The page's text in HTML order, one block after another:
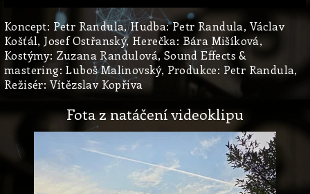
Koncept: Petr Randula, Hudba: Petr Randula, Václav
Košťál, Josef Ostřanský, Herečka: Bára Mišíková,
Kostýmy: Zuzana Randulová, Sound Effects &
mastering: Luboš Malinovský, Produkce: Petr Randula,
Režisér: Vítězslav Kopřiva
Fota z natáčení videoklipu